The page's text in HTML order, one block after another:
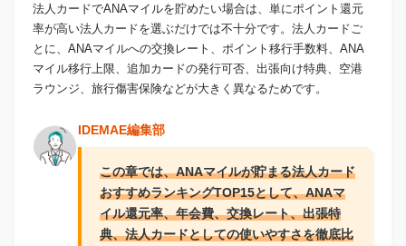
法人カードでANAマイルを貯めたい場合は、単にポイント還元
率が高い法人カードを選ぶだけでは不十分です。法人カードご
とに、ANAマイルへの交換レート、ポイント移行手数料、ANA
マイル移行上限、追加カードの発行可否、出張向け特典、空港
ラウンジ、旅行傷害保険などが大きく異なるためです。
IDEMAE編集部
この章では、ANAマイルが貯まる法人カード
おすすめランキングTOP15として、ANAマ
イル還元率、年会費、交換レート、出張特
典、法人カードとしての使いやすさを徹底比